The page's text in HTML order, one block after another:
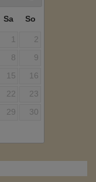
Sa So
1
2
8
9
15
16
22
23
29
30